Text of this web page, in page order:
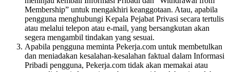
Membership” untuk mengakhiri keanggotaan. Atau, apabila
pengguna menghubungi Kepala Pejabat Privasi secara tertulis
atau melalui telepon atau e-mail, yang bersangkutan akan
segera mengambil tindakan yang sesuai.
Apabila pengguna meminta Pekerja.com untuk membetulkan
dan meniadakan kesalahan-kesalahan faktual dalam Informasi
Pribadi pengguna, Pekerja.com tidak akan memakai atau